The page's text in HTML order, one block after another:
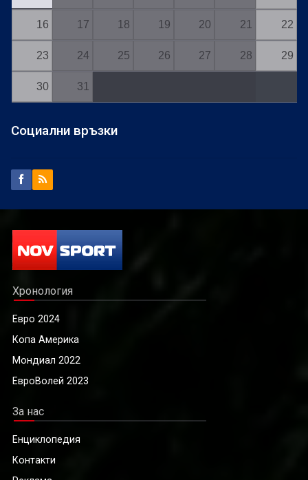
16 17 18 19 20 21 22
23 24 25 26 27 28 29
30 31
Социални връзки
Хронология
Евро 2024
Копа Америка
Мондиал 2022
ЕвроВолей 2023
За нас
Енциклопедия
Контакти